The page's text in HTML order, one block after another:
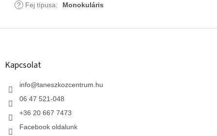
?
Fej típusa: Monokuláris
L
Kapcsolat
info@taneszkozcentrum.hu
06 47 521-048
+36 20 667 7473
Facebook oldalunk